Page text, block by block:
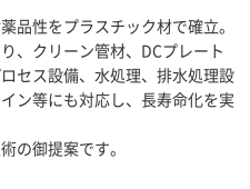
品性をプラスチック材で確立。
、クリーン管材、DCプレート
セス設備、水処理、排水処理設
ン等にも対応し、長寿命化を実
の御提案です。